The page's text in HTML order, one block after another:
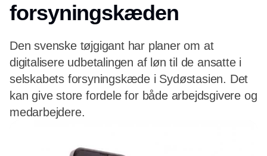
forsyningskæden
Den svenske tøjgigant har planer om at
digitalisere udbetalingen af løn til de ansatte i
selskabets forsyningskæde i Sydøstasien. Det
kan give store fordele for både arbejdsgivere og
medarbejdere.